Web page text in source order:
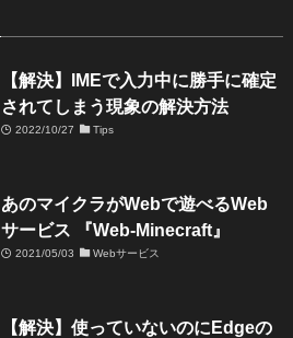
【解決】IMEで入力中に勝手に確定
されてしまう現象の解決方法
2022/10/27 Tips
あのマイクラがWebで遊べるWeb
サービス 『Web-Minecraft』
2021/05/03 Webサービス
【解決】使っていないのにEdgeの